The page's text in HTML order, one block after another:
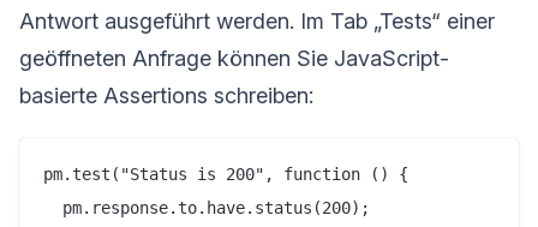
Antwort ausgeführt werden. Im Tab „Tests“ einer
geöffneten Anfrage können Sie JavaScript-
basierte Assertions schreiben:
pm.test("Status is 200", function () {
  pm.response.to.have.status(200);